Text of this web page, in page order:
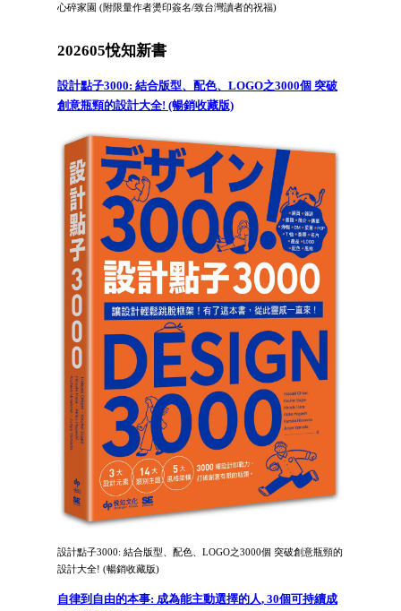
心碎家園 (附限量作者燙印簽名/致台灣讀者的祝福)
202605悅知新書
設計點子3000: 結合版型、配色、LOGO之3000個 突破
創意瓶頸的設計大全! (暢銷收藏版)
設計點子3000: 結合版型、配色、LOGO之3000個 突破創意瓶頸的
設計大全! (暢銷收藏版)
自律到自由的本事: 成為能主動選擇的人, 30個可持續成